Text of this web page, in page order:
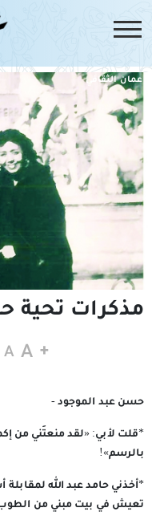
عمان الثقافي
مذكرات تحية
حسن عبد الموجود -
*قلت لأبي: «لقد منعتَني من
بالرسم»!
*أخذني حامد عبد الله
تعيش في بيت مبني من الطوب